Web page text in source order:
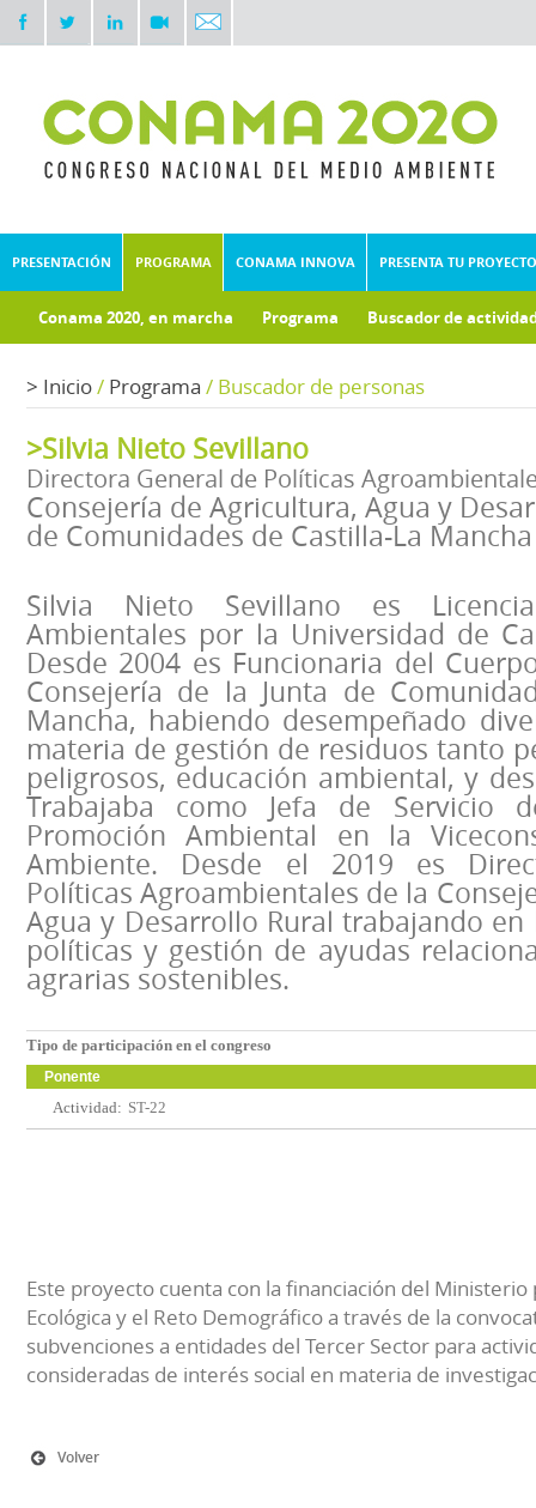
PRESENTACIÓN PROGRAMA CONAMA INNOVA PRESENTA TU PROYECTO
Conama 2020, en marcha Programa Buscador de
> Inicio/ Programa / Buscador de personas
>Silvia Nieto Sevillano
Directora General de Políticas
Consejería de Agricultura, Agua y
de Comunidades de Castilla-La Mancha
Silvia Nieto Sevillano es
Ambientales por la Universidad de
Desde 2004 es Funcionaria del
Consejería de la Junta de
Mancha, habiendo desempeñado
materia de gestión de residuos tanto
peligrosos, educación ambiental, y
Trabajaba como Jefa de Servicio
Promoción Ambiental en la
Ambiente. Desde el 2019 es
Políticas Agroambientales de la
Agua y Desarrollo Rural trabajando
políticas y gestión de ayudas
agrarias sostenibles.
Tipo de participación en el congreso
Ponente
Actividad: ST-22
Este proyecto cuenta con la financiación del Ministerio
Ecológica y el Reto Demográfico a través de la
subvenciones a entidades del Tercer Sector para
consideradas de interés social en materia de
Volver